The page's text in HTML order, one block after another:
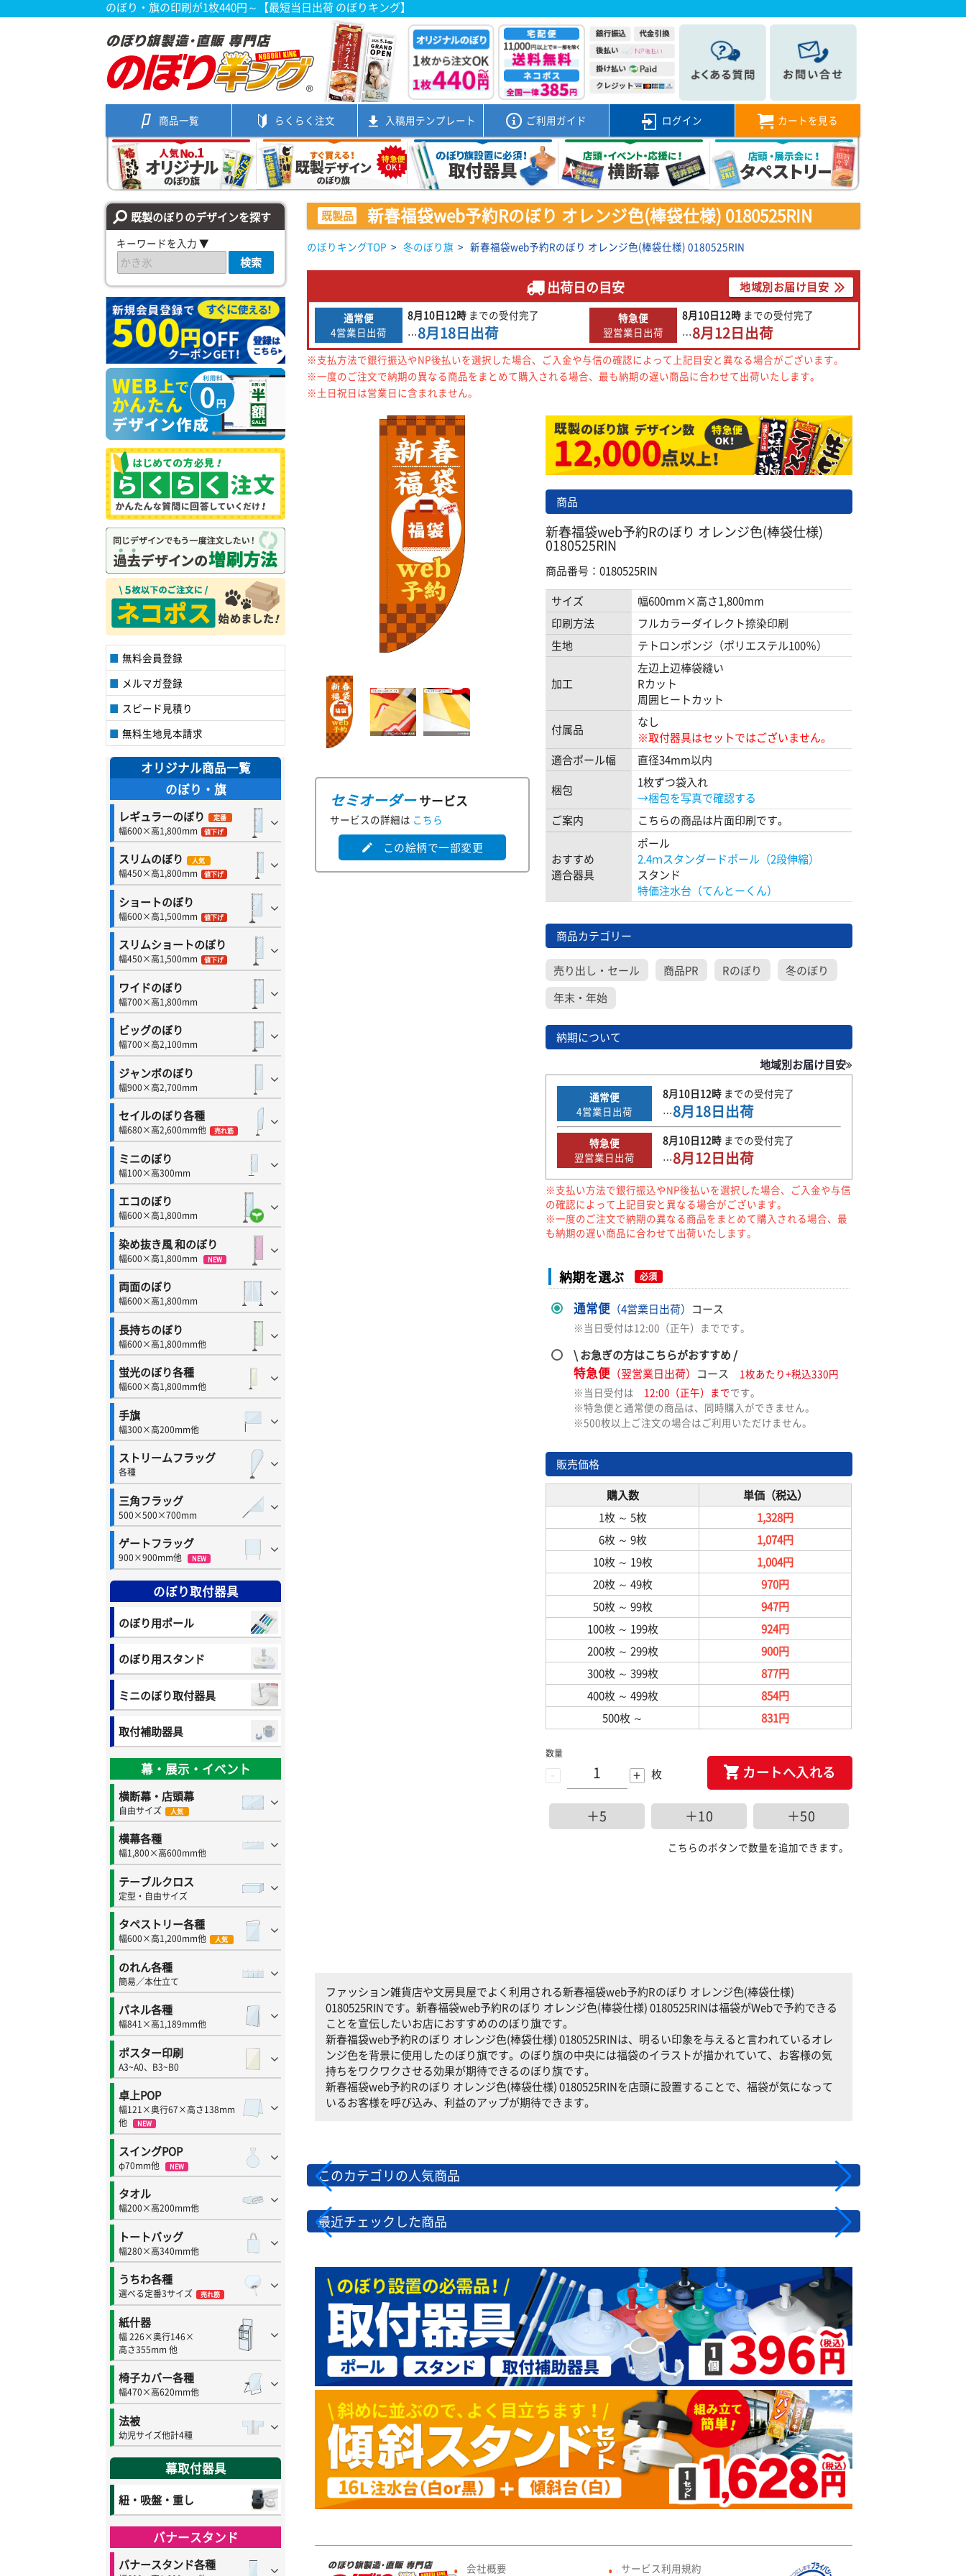
のぼり・旗の印刷が1枚440円～【最短当日出荷 のぼりキング】
商品一覧 らくらく注文 入稿用テンプレート ご利用ガイド ログイン カートを見る
既製のぼりのデザインを探す
キーワードを入力 ▼
検索
無料会員登録
メルマガ登録
スピード見積り
無料生地見本請求
オリジナル商品一覧
のぼり・旗
レギュラーのぼり 定番
幅600×高1,800mm 値下げ
スリムのぼり 人気
幅450×高1,800mm 値下げ
ショートのぼり
幅600×高1,500mm 値下げ
スリムショートのぼり
幅450×高1,500mm 値下げ
ワイドのぼり
幅700×高1,800mm
ビッグのぼり
幅700×高2,100mm
ジャンボのぼり
幅900×高2,700mm
セイルのぼり各種
幅680×高2,600mm他 売れ筋
ミニのぼり
幅100×高300mm
エコのぼり
幅600×高1,800mm
染め抜き風 和のぼり
幅600×高1,800mm NEW
両面のぼり
幅600×高1,800mm
長持ちのぼり
幅600×高1,800mm他
蛍光のぼり各種
幅600×高1,800mm他
手旗
幅300×高200mm他
ストリームフラッグ
各種
三角フラッグ
500×500×700mm
ゲートフラッグ
900×900mm他 NEW
のぼり取付器具
のぼり用ポール
のぼり用スタンド
ミニのぼり取付器具
取付補助器具
幕・展示・イベント
横断幕・店頭幕
自由サイズ 人気
横幕各種
幅1,800×高600mm他
テーブルクロス
定型・自由サイズ
タペストリー各種
幅600×高1,200mm他 人気
のれん各種
簡易／本仕立て
パネル各種
幅841×高1,189mm他
ポスター印刷
A3~A0、B3~B0
卓上POP
幅121×奥行67×高さ138mm
他
NEW
スイングPOP
φ70mm他 NEW
タオル
幅200×高200mm他
トートバッグ
幅280×高340mm他
うちわ各種
選べる定番3サイズ 売れ筋
紙什器
幅 226×奥行146×
高さ355mm 他
椅子カバー各種
幅470×高620mm他
法被
幼児サイズ他計4種
幕取付器具
紐・吸盤・重し
バナースタンド
バナースタンド各種
既製品 新春福袋web予約Rのぼり オレンジ色(棒袋仕様) 0180525RIN
のぼりキングTOP > 冬のぼり旗 > 新春福袋web予約Rのぼり オレンジ色(棒袋仕様) 0180525RIN
出荷日の目安 地域別お届け目安
通常便
4営業日出荷
8月10日12時 までの受付完了
…8月18日出荷
特急便
翌営業日出荷
8月10日12時 までの受付完了
…8月12日出荷
※支払方法で銀行振込やNP後払いを選択した場合、ご入金や与信の確認によって上記目安と異なる場合がございます。
※一度のご注文で納期の異なる商品をまとめて購入される場合、最も納期の遅い商品に合わせて出荷いたします。
※土日祝日は営業日に含まれません。
セミオーダーサービス
サービスの詳細は こちら
edit この絵柄で一部変更
商品
新春福袋web予約Rのぼり オレンジ色(棒袋仕様)
0180525RIN
商品番号：0180525RIN
サイズ
幅600mm×高さ1,800mm
印刷方法
フルカラーダイレクト捺染印刷
生地
テトロンポンジ（ポリエステル100％）
加工
左辺上辺棒袋縫い
Rカット
周囲ヒートカット
付属品
なし
※取付器具はセットではございません。
適合ポール幅
直径34mm以内
梱包
1枚ずつ袋入れ
→梱包を写真で確認する
ご案内
こちらの商品は片面印刷です。
おすすめ
適合器具
ポール
2.4ｍスタンダードポール（2段伸縮）
スタンド
特価注水台（てんとーくん）
商品カテゴリー
売り出し・セール 商品PR Rのぼり
冬のぼり
年末・年始
納期について
地域別お届け目安
通常便
4営業日出荷
8月10日12時までの受付完了
…8月18日出荷
特急便
翌営業日出荷
8月10日12時までの受付完了
…8月12日出荷
※支払い方法で銀行振込やNP後払いを選択した場合、ご入金や与信
の確認によって上記目安と異なる場合がございます。
※一度のご注文で納期の異なる商品をまとめて購入される場合、最
も納期の遅い商品に合わせて出荷いたします。
納期を選ぶ 必須
通常便（4営業日出荷） コース
※当日受付は12:00（正午）までです。
\ お急ぎの方はこちらがおすすめ /
特急便（翌営業日出荷） コース
1枚あたり+税込330円
※当日受付は 12:00（正午）までです。
※特急便と通常便の商品は、同時購入ができません。
※500枚以上ご注文の場合はご利用いただけません。
販売価格
購入数
単価（税込）
1枚 ～ 5枚
1,328円
6枚 ～ 9枚
1,074円
10枚 ～ 19枚
1,004円
20枚 ～ 49枚
970円
50枚 ～ 99枚
947円
100枚 ～ 199枚
924円
200枚 ～ 299枚
900円
300枚 ～ 399枚
877円
400枚 ～ 499枚
854円
500枚 ～ 831円
-
数量
+ 枚 カートへ入れる
＋5 ＋10 ＋50
こちらのボタンで数量を追加できます。
ファッション雑貨店や文房具屋でよく利用される新春福袋web予約Rのぼり オレンジ色(棒袋仕様)
0180525RINです。新春福袋web予約Rのぼり オレンジ色(棒袋仕様) 0180525RINは福袋がWebで予約できる
ことを宣伝したいお店におすすめののぼり旗です。
新春福袋web予約Rのぼり オレンジ色(棒袋仕様) 0180525RINは、明るい印象を与えると言われているオレ
ンジ色を背景に使用したのぼり旗です。のぼり旗の中央には福袋のイラストが描かれていて、お客様の気
持ちをワクワクさせる効果が期待できるのぼり旗です。
新春福袋web予約Rのぼり オレンジ色(棒袋仕様) 0180525RINを店頭に設置することで、福袋が気になって
いるお客様を呼び込み、利益のアップが期待できます。
このカテゴリの人気商品
最近チェックした商品
● 会社概要 ● サービス利用規約